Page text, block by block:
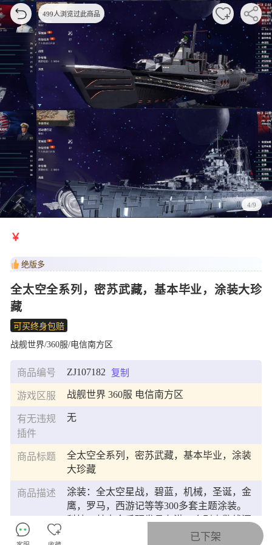
499人浏览过此商品
4/9
￥
绝版多
全太空全系列，密苏武藏，基本毕业，涂装大珍
藏
可买终身包赔
战舰世界/360服/电信南方区
商品编号 ZJ107182 复制
游戏区服 战舰世界 360服 电信南方区
有无违规
插件
无
商品标题
全太空全系列，密苏武藏，基本毕业，涂装
大珍藏
商品描述
涂装：全太空星战，碧蓝，机械，圣诞，金
鹰，罗马，西游记等等300多套主题涂装。
科技：基本全系研发且在港，个别少数线还
已下架